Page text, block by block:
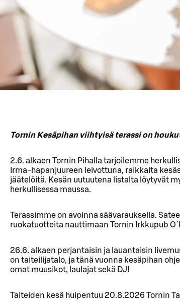
Tornin Kesäpihan viihtyisä terassi on
2.6. alkaen Tornin Pihalla tarjoilemme
Irma-hapanjuureen leivottuna, raikkaita
jäätelöitä. Kesän uutuutena listalta löytyvät
herkullisessa maussa.
Terassimme on avoinna säävarauksella.
ruokatuotteita nauttimaan Tornin Irkkupub
26.6. alkaen perjantaisin ja lauantaisin
on taiteilijatalo, ja tänä vuonna kesäpihan
omat muusikot, laulajat sekä DJ!
Taiteiden kesä huipentuu 20.8.2026 Tornin